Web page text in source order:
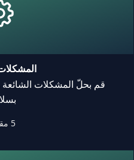
قم بحلّ المشكلات
5 مقالات